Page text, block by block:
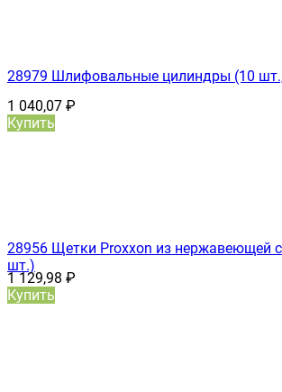
28979 Шлифовальные цилиндры (10
1 040,07 ₽
Купить
28956 Щетки Proxxon из нержавеющей
шт.)
1 129,98 ₽
Купить